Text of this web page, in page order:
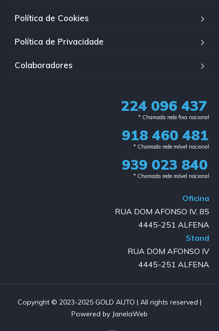
Política de Cookies
Política de Privacidade
Colaboradores
224 096 437
* Chamada rede fixa nacional​
918 460 481
* Chamada rede móvel nacional
939 023 840​
* Chamada rede móvel nacional
Oficina
RUA DOM AFONSO IV, 85
4445-251 ALFENA
Stand
RUA DOM AFONSO IV
4445-251 ALFENA
Copyright © 2023-2025 GOLD AUTO | All rights reserved |
Powered by JanelaWeb